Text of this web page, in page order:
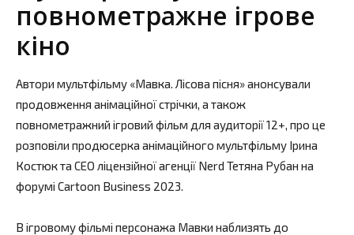
повнометражне ігрове
кіно
Автори мультфільму «Мавка. Лісова пісня» анонсували
продовження анімаційної стрічки, а також
повнометражний ігровий фільм для аудиторії 12+, про це
розповіли продюсерка анімаційного мультфільму Ірина
Костюк та СЕО ліцензійної агенції Nerd Тетяна Рубан на
форумі Cartoon Business 2023.
В ігровому фільмі персонажа Мавки наблизять до